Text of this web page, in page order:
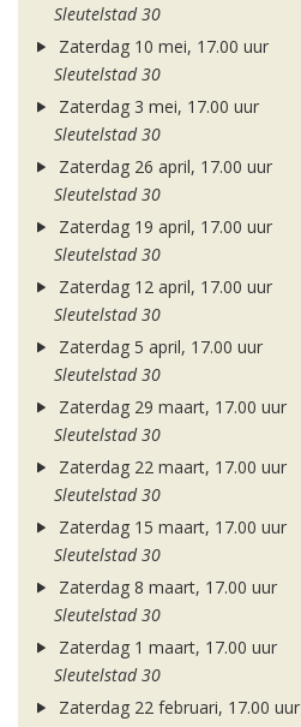
Sleutelstad 30
Zaterdag 10 mei, 17.00 uur
Sleutelstad 30
Zaterdag 3 mei, 17.00 uur
Sleutelstad 30
Zaterdag 26 april, 17.00 uur
Sleutelstad 30
Zaterdag 19 april, 17.00 uur
Sleutelstad 30
Zaterdag 12 april, 17.00 uur
Sleutelstad 30
Zaterdag 5 april, 17.00 uur
Sleutelstad 30
Zaterdag 29 maart, 17.00 uur
Sleutelstad 30
Zaterdag 22 maart, 17.00 uur
Sleutelstad 30
Zaterdag 15 maart, 17.00 uur
Sleutelstad 30
Zaterdag 8 maart, 17.00 uur
Sleutelstad 30
Zaterdag 1 maart, 17.00 uur
Sleutelstad 30
Zaterdag 22 februari, 17.00 uur